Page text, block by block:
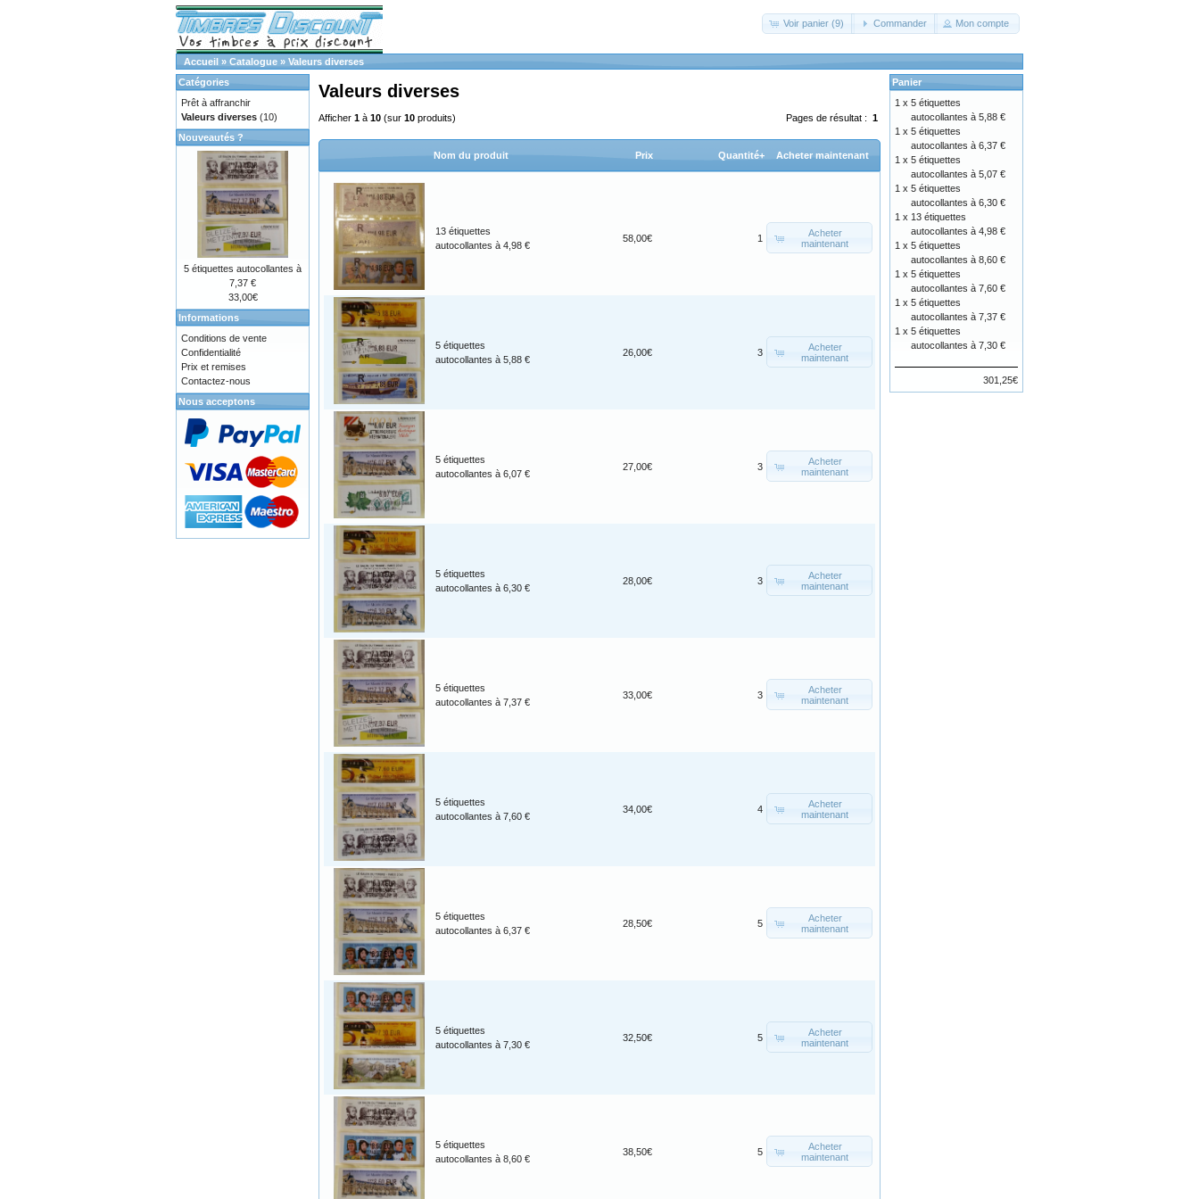
Voir panier (9) Commander Mon compte
Accueil » Catalogue » Valeurs diverses
Valeurs diverses
Pages de résultat : 1
Afficher 1 à 10 (sur 10 produits)
Nom du produit Prix Quantité+ Acheter maintenant
13 étiquettes
autocollantes à 4,98 €
58,00€ 1
Acheter
maintenant
5 étiquettes
autocollantes à 5,88 €
26,00€ 3
Acheter
maintenant
5 étiquettes
autocollantes à 6,07 €
27,00€ 3
Acheter
maintenant
5 étiquettes
autocollantes à 6,30 €
28,00€ 3
Acheter
maintenant
5 étiquettes
autocollantes à 7,37 €
33,00€ 3
Acheter
maintenant
5 étiquettes
autocollantes à 7,60 €
34,00€ 4
Acheter
maintenant
5 étiquettes
autocollantes à 6,37 €
28,50€ 5
Acheter
maintenant
5 étiquettes
autocollantes à 7,30 €
32,50€ 5
Acheter
maintenant
5 étiquettes
autocollantes à 8,60 €
38,50€ 5
Acheter
maintenant
Catégories
Prêt à affranchir
Valeurs diverses (10)
Nouveautés ?
5 étiquettes autocollantes à
7,37 €
33,00€
Informations
Conditions de vente
Confidentialité
Prix et remises
Contactez-nous
Nous acceptons
Panier
1 x 5 étiquettes
autocollantes à 5,88 €
1 x 5 étiquettes
autocollantes à 6,37 €
1 x 5 étiquettes
autocollantes à 5,07 €
1 x 5 étiquettes
autocollantes à 6,30 €
1 x 13 étiquettes
autocollantes à 4,98 €
1 x 5 étiquettes
autocollantes à 8,60 €
1 x 5 étiquettes
autocollantes à 7,60 €
1 x 5 étiquettes
autocollantes à 7,37 €
1 x 5 étiquettes
autocollantes à 7,30 €
301,25€